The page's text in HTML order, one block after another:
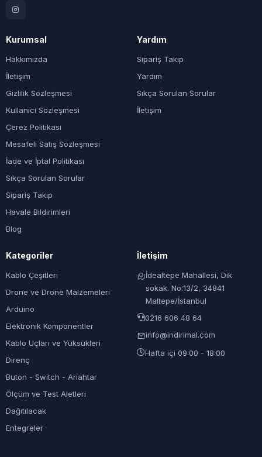
Kurumsal
Hakkımızda
İletişim
Gizlilik Sözleşmesi
Kullanıcı Sözleşmesi
Çerez Politikası
Mesafeli Satış Sözleşmesi
İade ve İptal Politikası
Sıkça Sorulan Sorular
Sipariş Takip
Havale Bildirimleri
Blog
Yardım
Sipariş Takip
Yardım
Sıkça Sorulan Sorular
İletişim
Kategoriler
Kablo Çeşitleri
Drone ve Drone Malzemeleri
Arduino
Elektronik Komponentler
Kablo Uçları ve Yüksükleri
Direnç
Buton - Switch - Anahtar
Ölçüm ve Test Aletleri
Dağıtılacak
Entegreler
İletişim
İdealtepe Mahallesi, Dik
sokak. No:13/2, 34841
Maltepe/İstanbul
0216 606 48 64
info@indirimal.com
Hafta içi 09:00 - 18:00